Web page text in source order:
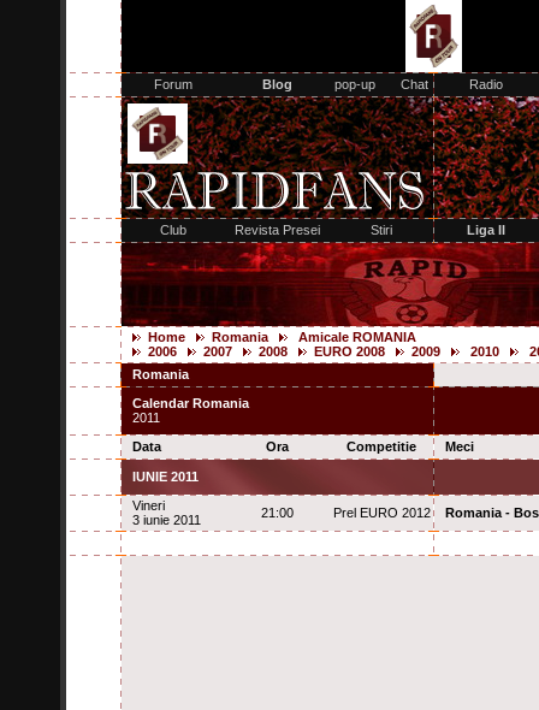
Home Romania
Amicale ROMANIA
2006
2007 2008 EURO 2008 2009 2010
Romania
Calendar Romania
2011
Data
Ora Competitie Meci
IUNIE 2011
Vineri
3 iunie 2011
21:00 Prel EURO 2012 Romania -